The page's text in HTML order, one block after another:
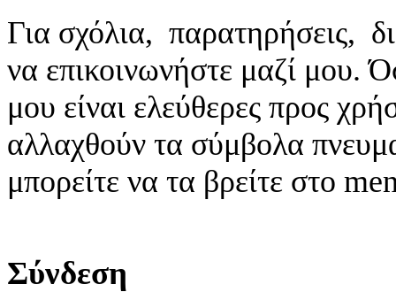
Για σχόλια, παρατηρήσεις,
να επικοινωνήστε μαζί μου.
μου είναι ελεύθερες προς
αλλαχθούν τα σύμβολα
μπορείτε να τα βρείτε στο
Σύνδεση